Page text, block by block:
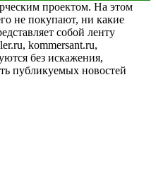
проектом. На этом
не покупают, ни какие
собой ленту
kommersant.ru,
без искажения,
публикуемых новостей